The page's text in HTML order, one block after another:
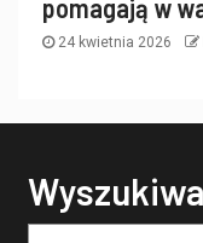
pomagają w
24 kwietnia 2026